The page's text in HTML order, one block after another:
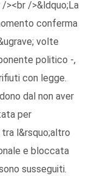
><br />&ldquo;La
conferma
volte
politico -,
con legge.
dal non aver
per
tra l&rsquo;altro
e bloccata
susseguiti.